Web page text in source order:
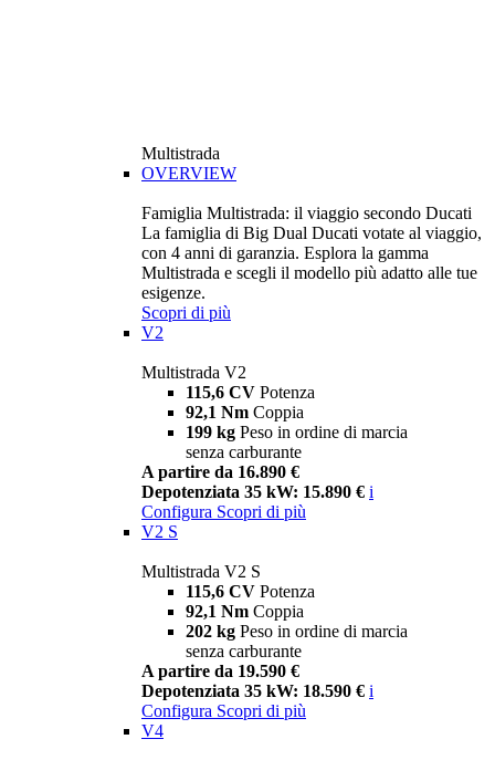
Multistrada
OVERVIEW
Famiglia Multistrada: il viaggio secondo Ducati
La famiglia di Big Dual Ducati votate al viaggio,
con 4 anni di garanzia. Esplora la gamma
Multistrada e scegli il modello più adatto alle tue
esigenze.
Scopri di più
V2
Multistrada V2
115,6 CV Potenza
92,1 Nm Coppia
199 kg Peso in ordine di marcia
senza carburante
A partire da 16.890 €
Depotenziata 35 kW: 15.890 € i
Configura Scopri di più
V2 S
Multistrada V2 S
115,6 CV Potenza
92,1 Nm Coppia
202 kg Peso in ordine di marcia
senza carburante
A partire da 19.590 €
Depotenziata 35 kW: 18.590 € i
Configura Scopri di più
V4